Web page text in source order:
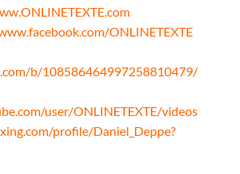
ONLINETEXTE
b/108586464997258810479/
user/ONLINETEXTE/videos
profile/Daniel_Deppe?